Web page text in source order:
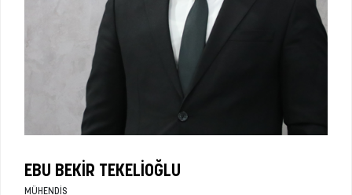
EBU BEKIR TEKELIOĞLU
MÜHENDIS